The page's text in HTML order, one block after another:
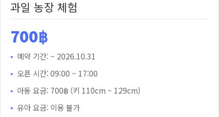
과일 농장 체험
700฿
예약 기간: ~ 2026.10.31
오픈 시간: 09:00 ~ 17:00
아동 요금: 700฿ (키 110cm ~ 129cm)
유아 요금: 이용 불가